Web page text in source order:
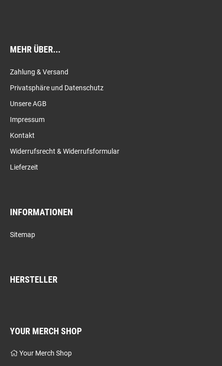
MEHR ÜBER...
Zahlung & Versand
Privatsphäre und Datenschutz
Unsere AGB
Impressum
Kontakt
Widerrufsrecht & Widerrufsformular
Lieferzeit
INFORMATIONEN
Sitemap
HERSTELLER
YOUR MERCH SHOP
Your Merch Shop